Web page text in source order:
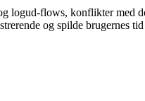
logud-flows, konflikter med
og spilde brugernes tid